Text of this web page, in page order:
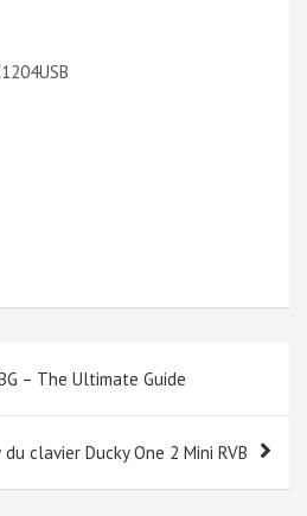
– The Ultimate Guide
du clavier Ducky One 2 Mini RVB